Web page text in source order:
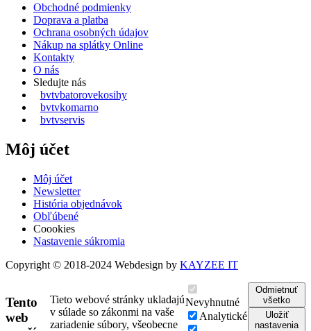
Obchodné podmienky
Doprava a platba
Ochrana osobných údajov
Nákup na splátky Online
Kontakty
O nás
Sledujte nás
bvtvbatorovekosihy
bvtvkomarno
bvtvservis
Môj účet
Môj účet
Newsletter
História objednávok
Obľúbené
Coookies
Nastavenie súkromia
Copyright © 2018-2024 Webdesign by KAYZEE IT
Tento
web
Tieto webové stránky ukladajú
v súlade so zákonmi na vaše
zariadenie súbory, všeobecne
Nevyhnutné
Analytické
Odmietnuť
všetko
Uložiť
nastavenia